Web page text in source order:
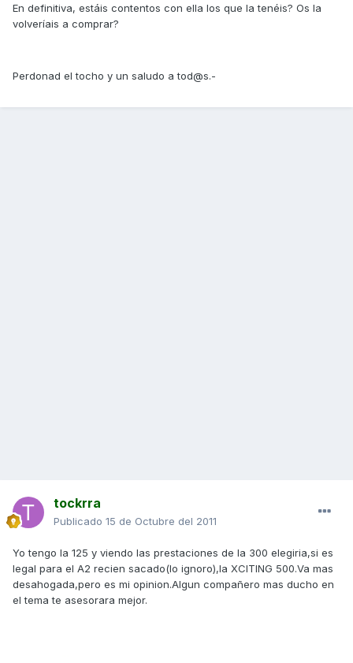
En definitiva, estáis contentos con ella los que la tenéis? Os la
volveríais a comprar?
Perdonad el tocho y un saludo a tod@s.-
tockrra
Publicado 15 de Octubre del 2011
Yo tengo la 125 y viendo las prestaciones de la 300 elegiria,si es
legal para el A2 recien sacado(lo ignoro),la XCITING 500.Va mas
desahogada,pero es mi opinion.Algun compañero mas ducho en
el tema te asesorara mejor.